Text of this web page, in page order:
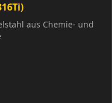
aus Chemie- und